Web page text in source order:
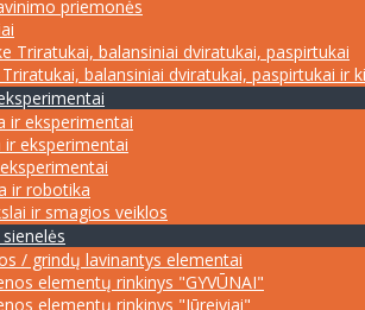
priemonės
Triratukai, balansiniai dviratukai, paspirtukai
balansiniai dviratukai, paspirtukai ir
ir eksperimentai
ir eksperimentai
ir robotika
ir smagios veiklos
/ grindų lavinantys elementai
elementų rinkinys "GYVŪNAI"
elementų rinkinys "Jūreiviai"